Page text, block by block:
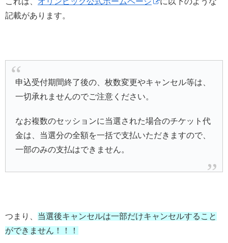
記載があります。
申込受付期間終了後の、枚数変更やキャンセル等は、
一切承れませんのでご注意ください。
なお複数のセッションに当選された場合のチケット代
金は、当選分の全額を一括で支払いただきますので、
一部のみの支払はできません。
つまり、 当選後キャンセルは一部だけキャンセルすること
ができません！！！